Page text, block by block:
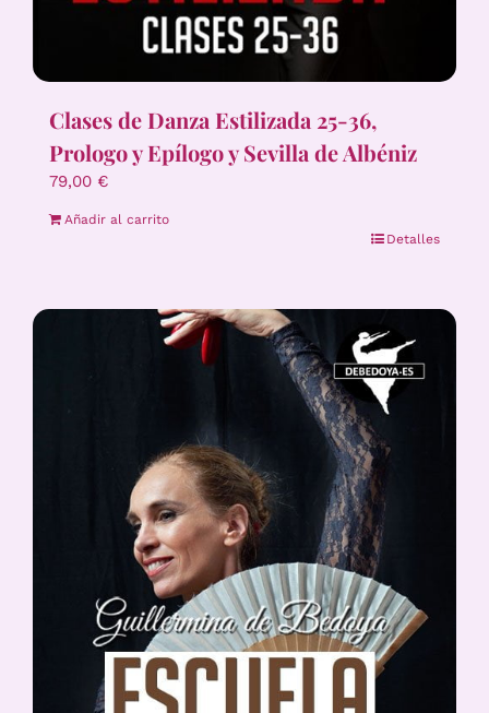
Clases de Danza Estilizada 25-36,
Prologo y Epílogo y Sevilla de Albéniz
79,00 €
Añadir al carrito
Detalles